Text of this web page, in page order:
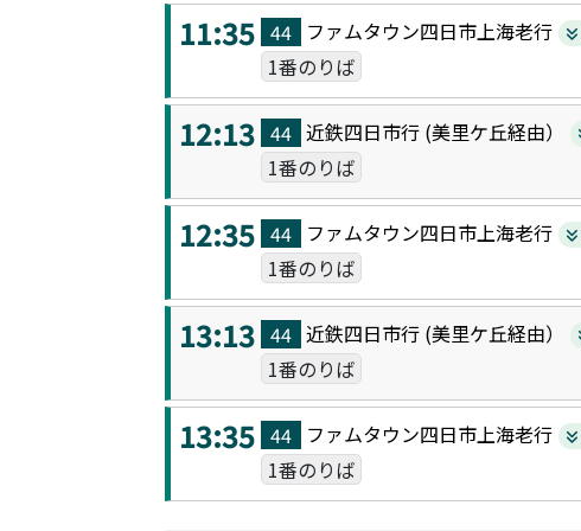
11:35 44 ファムタウン四日市上海老行
1番のりば
12:13 44 近鉄四日市行 (美里ケ丘経由）
1番のりば
12:35 44 ファムタウン四日市上海老行
1番のりば
13:13 44 近鉄四日市行 (美里ケ丘経由）
1番のりば
13:35 44 ファムタウン四日市上海老行
1番のりば